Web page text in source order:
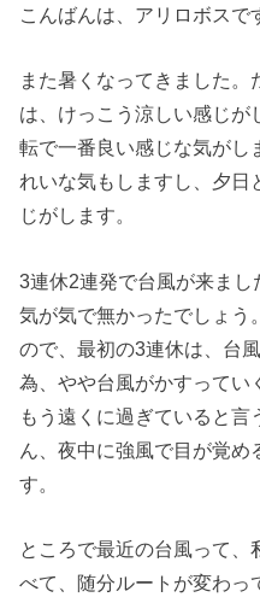
こんばんは、アリロボスで
また暑くなってきました
は、けっこう涼しい感じが
転で一番良い感じな気がし
れいな気もしますし、夕日
じがします。
3連休2連発で台風が来ま
気が気で無かったでしょう
ので、最初の3連休は、台
為、やや台風がかすってい
もう遠くに過ぎていると言
ん、夜中に強風で目が覚
す。
ところで最近の台風って、
べて、随分ルートが変わっ